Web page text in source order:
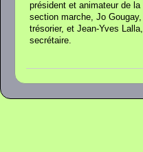
président et animateur de la
section marche, Jo Gougay,
trésorier, et Jean-Yves Lalla,
secrétaire.